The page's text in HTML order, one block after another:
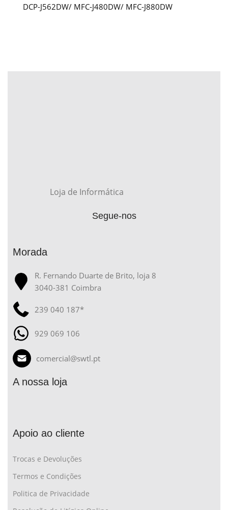
DCP-J562DW/ MFC-J480DW/ MFC-J880DW
Loja de Informática
Segue-nos
Morada
R. Fernando Duarte de Brito, loja 8
3040-381 Coimbra
239 040 187*
929 069 106
comercial@swtl.pt
A nossa loja
Apoio ao cliente
Trocas e Devoluções
Termos e Condições
Politica de Privacidade